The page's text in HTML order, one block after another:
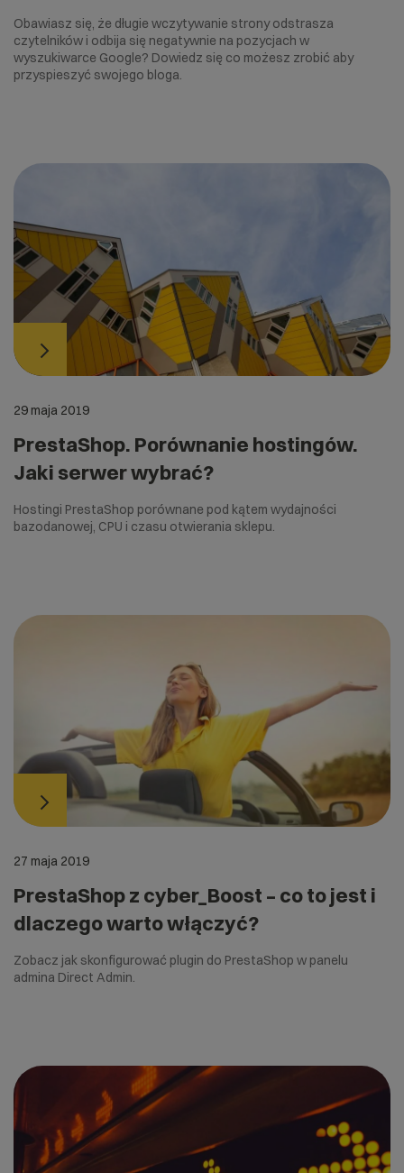
Obawiasz się, że długie wczytywanie strony odstrasza
czytelników i odbija się negatywnie na pozycjach w
wyszukiwarce Google? Dowiedz się co możesz zrobić aby
przyspieszyć swojego bloga.
29 maja 2019
PrestaShop. Porównanie hostingów.
Jaki serwer wybrać?
Hostingi PrestaShop porównane pod kątem wydajności
bazodanowej, CPU i czasu otwierania sklepu.
27 maja 2019
PrestaShop z cyber_Boost – co to jest i
dlaczego warto włączyć?
Zobacz jak skonfigurować plugin do PrestaShop w panelu
admina Direct Admin.